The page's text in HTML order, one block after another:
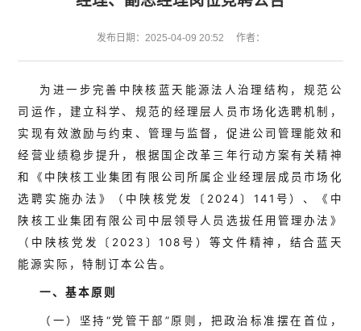
发布日期：2025-04-09 20:52 作者：
为进一步完善中陕核蓝天能源法人治理结构，规范公
司运作，建立科学、规范的经理层人员市场化选聘机制，
实现有效激励与约束、管理与监督，促进公司管理能效和
经营业绩稳步提升，根据国企改革三年行动方案有关精神
和《中陕核工业集团有限公司所属企业经理层成员市场化
选聘实施办法》（中陕核党发〔2024〕141号）、《中
陕核工业集团有限公司中层领导人员选拔任用管理办法》
（中陕核党发〔2023〕108号）等文件精神，结合蓝天
能源实际，特制订本公告。
一、基本原则
（一）坚持“党管干部”原则，把政治标准摆在首位，